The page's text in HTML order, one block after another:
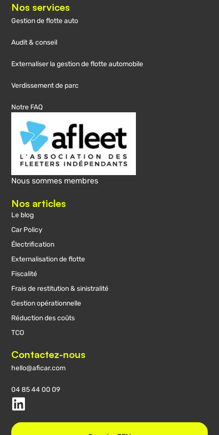
Nos services
Gestion de flotte auto
Audit & conseil
Externaliser la gestion de flotte automobile
Verdissement de parc
Notre FAQ
Nous sommes membres
Nos articles
Le blog
Car Policy
Électrification
Externalisation de flotte
Fiscalité
Frais de restitution & sinistralité
Gestion opérationnelle
Réduction des coûts
TCO
Contactez-nous
hello@aficar.com
04 85 44 00 09